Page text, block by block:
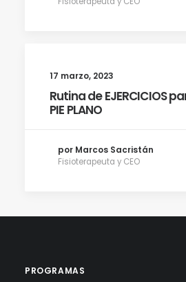
17 marzo, 2023
Rutina de EJERCICIOS
PIE PLANO
por Marcos Sacristán
Fisioterapeuta y CEO
PROGRAMAS